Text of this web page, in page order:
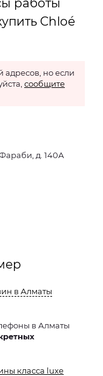
работы
Chloé
но если
сообщите
д. 140А
в Алматы
в Алматы
класса luxe